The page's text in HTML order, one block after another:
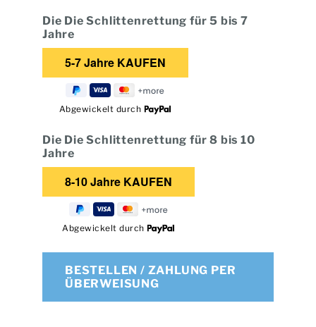
Die Die Schlittenrettung für 5 bis 7
Jahre
Abgewickelt durch
Die Die Schlittenrettung für 8 bis 10
Jahre
Abgewickelt durch
BESTELLEN / ZAHLUNG PER
ÜBERWEISUNG